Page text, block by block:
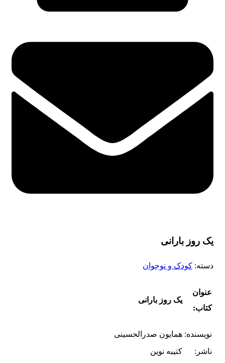
یک روز بارانی
دسته: کودک و نوجوان
عنوان
کتاب:
یک روز بارانی
نویسنده: همایون صدرالحسینی
ناشر:
کتیبه نوین